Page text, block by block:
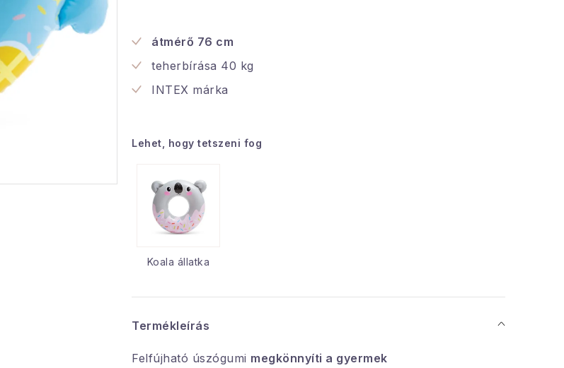
átmérő 76 cm
teherbírása 40 kg
INTEX márka
Lehet, hogy tetszeni fog
Koala állatka
Termékleírás
Felfújható úszógumi megkönnyíti a gyermek